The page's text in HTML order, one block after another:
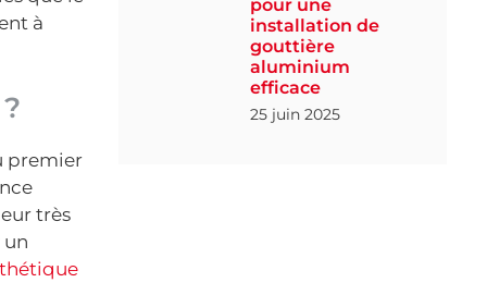
à
premier
très
un
pour une
installation de
gouttière
aluminium
efficace
25 juin 2025